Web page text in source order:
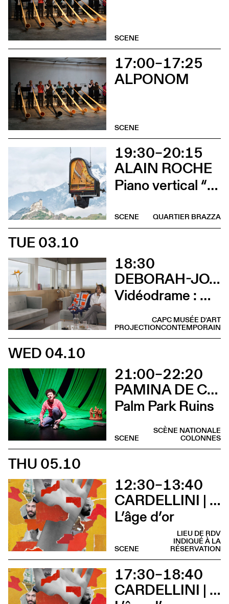
SCENE
17:00–17:25
ALPONOM
SCENE
19:30–20:15
ALAIN ROCHE
Piano vertical “Chantier”
QUARTIER BRAZZA
SCENE
TUE 03.10
18:30
DEBORAH-JOYCE HOLMAN
Vidéodrame : Moment 2 (Vernissage avec lancement de publication et rencontre avec l’artiste)
CAPC MUSÉE D'ART
CONTEMPORAIN
PROJECTION
WED 04.10
21:00–22:20
PAMINA DE COULON
Palm Park Ruins
SCÈNE NATIONALE
COLONNES
SCENE
THU 05.10
12:30–13:40
CARDELLINI | GONZALEZ
L’âge d’or
LIEU DE RDV
INDIQUÉ À LA
RÉSERVATION
SCENE
17:30–18:40
CARDELLINI | GONZALEZ